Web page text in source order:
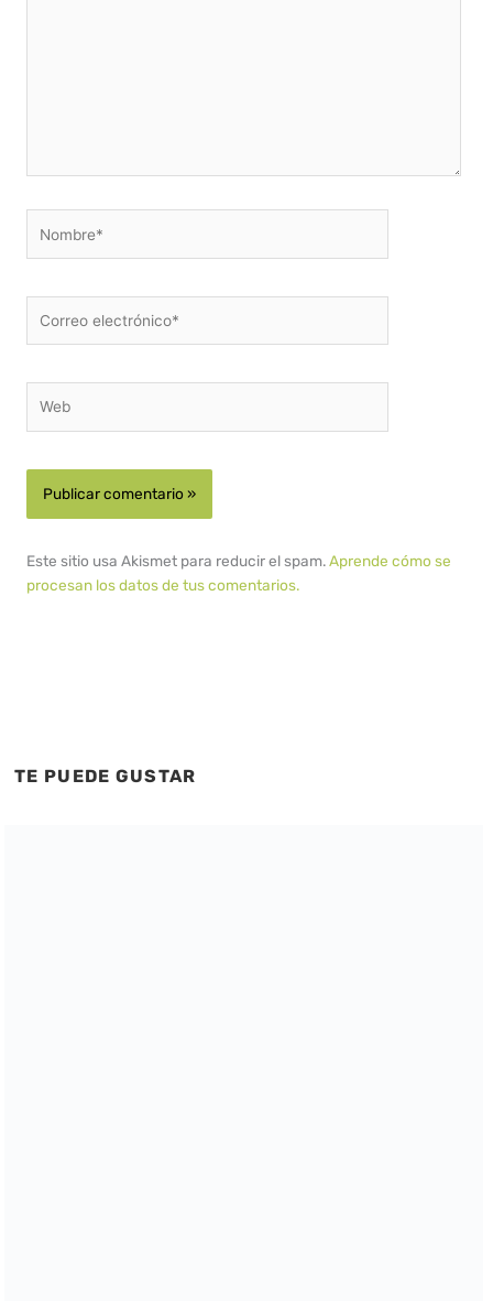
electrónico*
Este sitio usa Akismet para reducir el spam.Aprende cómo se
procesan los datos de tus comentarios.
TE PUEDE GUSTAR